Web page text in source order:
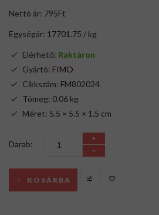
Nettó ár: 795Ft
Egységár: 17701.75 / kg
Elérhető: Raktáron
Gyártó: FIMO
Cikkszám: FM802024
Tömeg: 0.06 kg
Méret: 5.5 × 5.5 × 1.5 cm
Darab:
KOSÁRBA